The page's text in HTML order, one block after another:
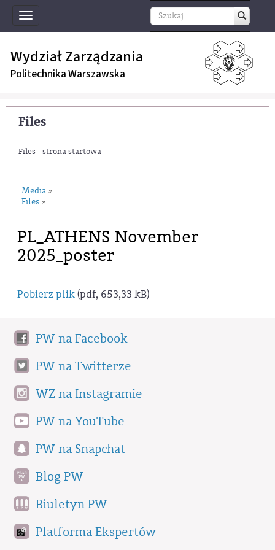
Toggle
navigation
Wydział Zarządzania
Politechnika Warszawska
Files
Files - strona startowa
Media »
Files »
PL_ATHENS November
2025_poster
Pobierz plik(pdf, 653,33 kB)
PW na Facebook
PW na Twitterze
WZ na Instagramie
PW na YouTube
PW na Snapchat
Blog PW
Biuletyn PW
Platforma Ekspertów